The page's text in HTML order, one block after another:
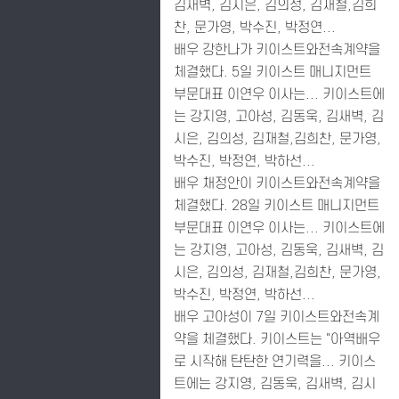
김새벽, 김시은, 김의성, 김재철,김희
찬, 문가영, 박수진, 박정연...
배우 강한나가 키이스트와전속계약을
체결했다. 5일 키이스트 매니지먼트
부문대표 이연우 이사는... 키이스트에
는 강지영, 고아성, 김동욱, 김새벽, 김
시은, 김의성, 김재철,김희찬, 문가영,
박수진, 박정연, 박하선...
배우 채정안이 키이스트와전속계약을
체결했다. 28일 키이스트 매니지먼트
부문대표 이연우 이사는... 키이스트에
는 강지영, 고아성, 김동욱, 김새벽, 김
시은, 김의성, 김재철,김희찬, 문가영,
박수진, 박정연, 박하선...
배우 고아성이 7일 키이스트와전속계
약을 체결했다. 키이스트는 "아역배우
로 시작해 탄탄한 연기력을... 키이스
트에는 강지영, 김동욱, 김새벽, 김시